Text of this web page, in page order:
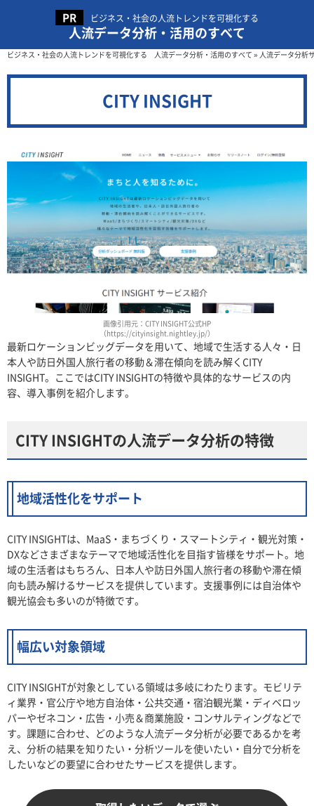
ビジネス・社会の人流トレンドを可視化する
人流データ分析・活用のすべて
ビジネス・社会の人流トレンドを可視化する 人流データ分析・活用のすべて » 人流データ分析
CITY INSIGHT
画像引用元：CITY INSIGHT公式HP
（https://cityinsight.nightley.jp/）
最新ロケーションビッグデータを用いて、地域で生活する人々・日
本人や訪日外国人旅行者の移動＆滞在傾向を読み解くCITY
INSIGHT。ここではCITY INSIGHTの特徴や具体的なサービスの内
容、導入事例を紹介します。
CITY INSIGHTの人流データ分析の特徴
地域活性化をサポート
CITY INSIGHTは、MaaS・まちづくり・スマートシティ・観光対策・
DXなどさまざまなテーマで地域活性化を目指す皆様をサポート。地
域の生活者はもちろん、日本人や訪日外国人旅行者の移動や滞在傾
向も読み解けるサービスを提供しています。支援事例には自治体や
観光協会も多いのが特徴です。
幅広い対象領域
CITY INSIGHTが対象としている領域は多岐にわたります。モビリテ
ィ業界・官公庁や地方自治体・公共交通・宿泊観光業・ディベロッ
パーやゼネコン・広告・小売＆商業施設・コンサルティングなどで
す。課題に合わせ、どのような人流データ分析が必要であるかを考
え、分析の結果を知りたい・分析ツールを使いたい・自分で分析を
したいなどの要望に合わせたサービスを提供します。